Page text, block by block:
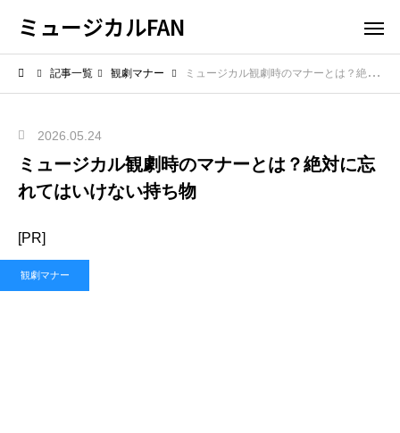
ミュージカルFAN
記事一覧 観劇マナー ミュージカル観劇時のマナーとは？絶対に忘れてはいけない持ち物
2026.05.24
ミュージカル観劇時のマナーとは？絶対に忘
れてはいけない持ち物
[PR]
観劇マナー